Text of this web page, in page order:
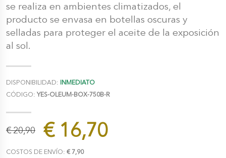
se realiza en ambientes climatizados, el
producto se envasa en botellas oscuras y
selladas para proteger el aceite de la exposición
al sol.
DISPONIBILIDAD: INMEDIATO
CÓDIGO: YES-OLEUM-BOX-750B-R
€ 16,70
€ 20,90
COSTOS DE ENVÍO: € 7,90